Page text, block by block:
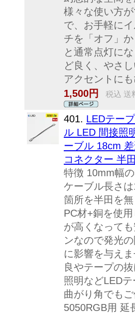
様々な使い方
で、お手軽に
チを「オフ」
と通常点灯に
ど良く、やさ
アクセントに
1,500円
税込 送
401. LEDテー
ル LED 間接照
ーブル 18cm
コネクター 半
特徴 10mm幅
ケーブル長さ
箇所を半田を
PC材+銅を使
が高くなって
ンなので発光
に影響を与え
良やテープの
照明などLED
曲がり角でも
5050RGB用 延